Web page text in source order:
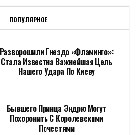
ПОПУЛЯРНОЕ
Разворошили Гнездо «Фламинго»:
Стала Известна Важнейшая Цель
Нашего Удара По Киеву
Бывшего Принца Эндрю Могут
Похоронить С Королевскими
Почестями